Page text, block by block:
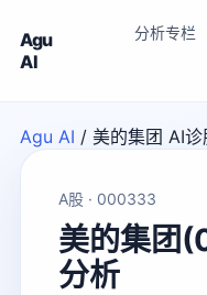
Agu
AI
分析专栏
Agu AI / 美的集团 AI诊
A股 · 000333
美的集团
分析